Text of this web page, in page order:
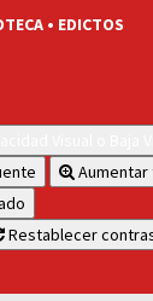
• EDICTOS
Restablecer